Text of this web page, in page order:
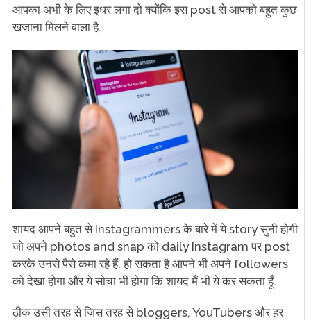
आपका अभी के लिए इधर लगा दो क्योंकि इस post से आपको बहुत कुछ
खजाना मिलने वाला है.
शायद आपने बहुत से Instagrammers के बारे में ये story सुनी होगी
जो अपने photos and snap को daily Instagram पर post
करके उनसे पैसे कमा रहे हैं. हो सकता है आपने भी अपने followers
को देखा होगा और ये सोचा भी होगा कि शायद मैं भी ये कर सकता हूँ.
ठीक उसी तरह से जिस तरह से bloggers, YouTubers और हर